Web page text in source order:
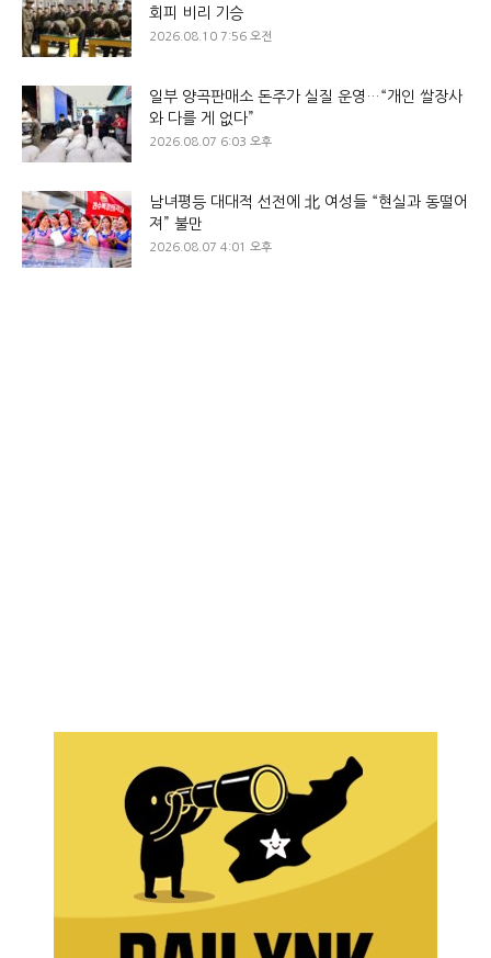
회피 비리 기승
2026.08.10 7:56 오전
일부 양곡판매소 돈주가 실질 운영…“개인 쌀장사
와 다를 게 없다”
2026.08.07 6:03 오후
남녀평등 대대적 선전에 北 여성들 “현실과 동떨어
져” 불만
2026.08.07 4:01 오후